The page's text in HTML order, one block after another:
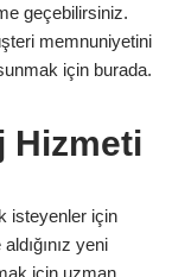
geçebilirsiniz.
memnuniyetini
için burada.
Hizmeti
isteyenler için
yeni
için uzman